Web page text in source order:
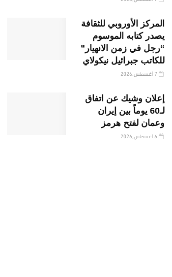
المركز الأوروبي للثقافة
يصدر كتابه الموسوم
“رجل في زمن الانهيار”
للكاتب جبرائيل نيكولاي
إعلان وشيك عن اتفاق
لـ60 يوماً بين إيران
وعمان لفتح هرمز